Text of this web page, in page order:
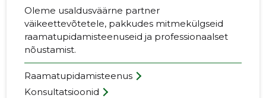
Oleme usaldusväärne partner
väikeettevõtetele, pakkudes mitmekülgseid
raamatupidamisteenuseid ja professionaalset
nõustamist.
Raamatupidamisteenus
Konsultatsioonid